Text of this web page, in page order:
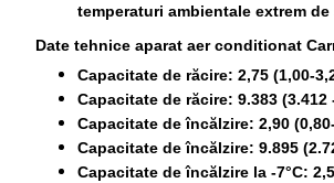
temperaturi ambientale extrem de
Date tehnice aparat aer conditionat
Capacitate de răcire: 2,75 (1,00-
Capacitate de răcire: 9.383 (3.412
Capacitate de încălzire: 2,90
Capacitate de încălzire: 9.895
Capacitate de încălzire la -7°C: